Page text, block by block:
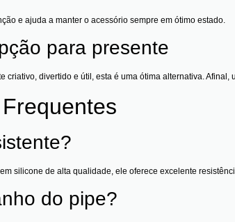
e ajuda a manter o acessório sempre em ótimo estado.
para presente
criativo, divertido e útil, esta é uma ótima alternativa.
silicone de alta qualidade, ele oferece excelente
do pipe?